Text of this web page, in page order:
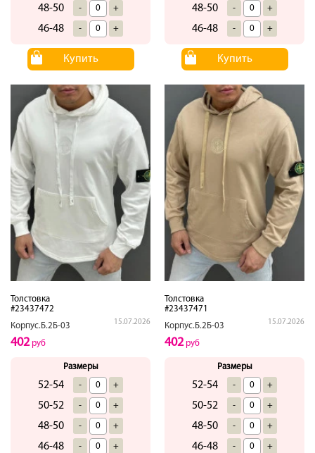
48-50 - +
46-48 - +
Купить
48-50 - +
46-48 - +
Купить
Толстовка
#23437472
Корпус.Б.2Б-03
15.07.2026
402руб
Размеры
52-54 - +
50-52 - +
48-50 - +
46-48 - +
Толстовка
#23437471
Корпус.Б.2Б-03
15.07.2026
402руб
Размеры
52-54 - +
50-52 - +
48-50 - +
46-48 - +